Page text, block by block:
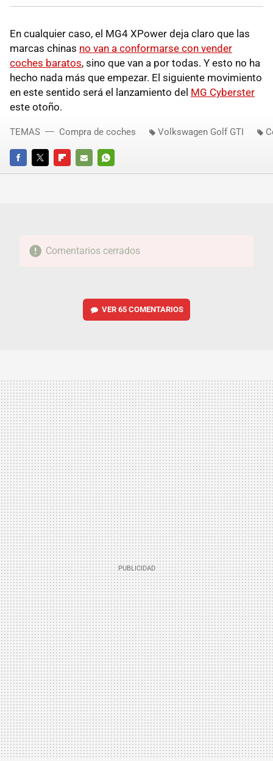
En cualquier caso, el MG4 XPower deja claro que las
marcas chinas no van a conformarse con vender
coches baratos, sino que van a por todas. Y esto no ha
hecho nada más que empezar. El siguiente movimiento
en este sentido será el lanzamiento del MG Cyberster
este otoño.
FACEBOOKTWITTERFLIPBOARD
E-
WHATSAPP
TEMAS Compra de coches Volkswagen Golf GTI
Comentarios cerrados
VER 65 COMENTARIOS